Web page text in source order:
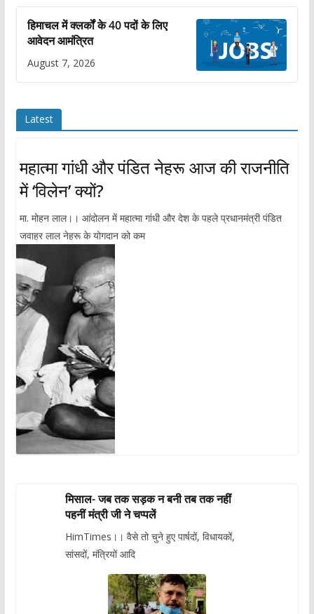
हिमाचल में क्लर्कों के 40 पदों के लिए
आवेदन आमंत्रित
August 7, 2026
Latest
महात्मा गांधी और पंडित नेहरू आज की राजनीति
में ‘विलेन’ क्यों?
मा. मोहन लाल।। आंदोलन में महात्मा गांधी और देश के पहले प्रधानमंत्री पंडित
जवाहर लाल नेहरू के योगदान को कम
मिसाल- जब तक सड़क न बनी तब तक नहीं
पहनीं मंत्री जी ने चप्पलें
HimTimes।। वैसे तो चुने हुए पार्षदों, विधायकों,
सांसदों, मंत्रियों आदि